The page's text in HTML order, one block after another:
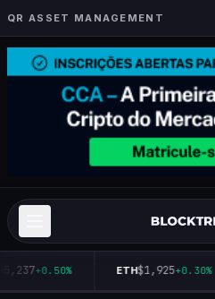
QR ASSET MANAGEMENT
+0.50% ETH$1,925+0.30%